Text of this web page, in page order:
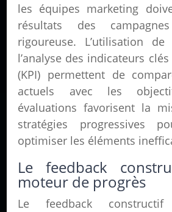
les équipes marketing
résultats des
rigoureuse. L’utilisation
l’analyse des indicateurs
(KPI) permettent de
actuels avec les
évaluations favorisent la
stratégies progressives
optimiser les éléments
Le feedback
moteur de progrès
Le feedback